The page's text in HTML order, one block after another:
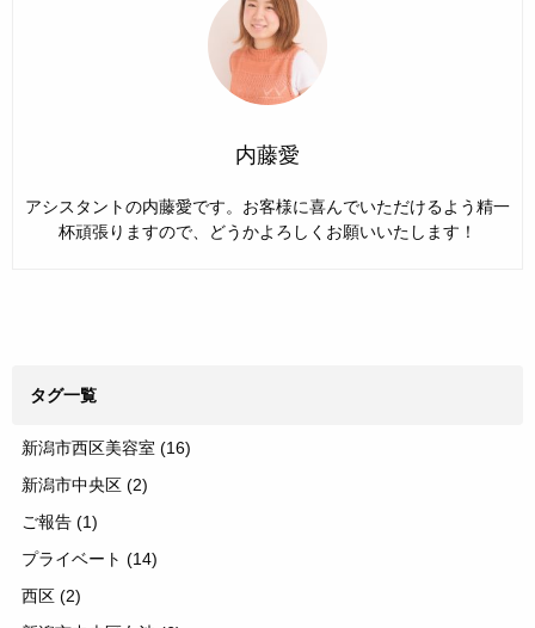
内藤愛
アシスタントの内藤愛です。お客様に喜んでいただけるよう精一
杯頑張りますので、どうかよろしくお願いいたします！
タグ一覧
新潟市西区美容室 (16)
新潟市中央区 (2)
ご報告 (1)
プライベート (14)
西区 (2)